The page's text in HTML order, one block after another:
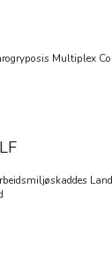
Multiplex